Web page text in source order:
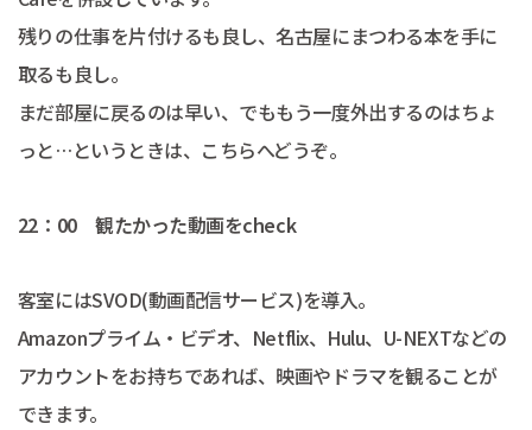
残りの仕事を片付けるも良し、名古屋にまつわる本を手に
取るも良し。
まだ部屋に戻るのは早い、でももう一度外出するのはちょ
っと…というときは、こちらへどうぞ。
22：00 観たかった動画をcheck
客室にはSVOD(動画配信サービス)を導入。
Amazonプライム・ビデオ、Netflix、Hulu、U-NEXTなどの
アカウントをお持ちであれば、映画やドラマを観ることが
できます。